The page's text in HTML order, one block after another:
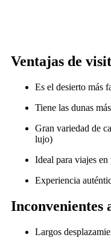
Ventajas de
Es el desierto más
Tiene las dunas
Gran variedad de
lujo)
Ideal para viajes
Experiencia
Inconvenientes
Largos